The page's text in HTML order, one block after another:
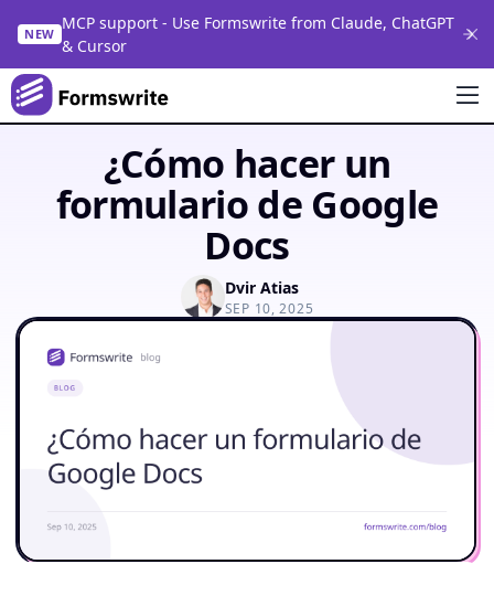
NEW
MCP support - Use Formswrite from Claude, ChatGPT
& Cursor
¿Cómo hacer un
formulario de Google
Docs
Dvir Atias
SEP 10, 2025